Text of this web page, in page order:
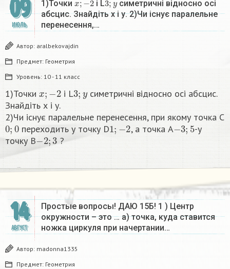
09
ИЮЛЬ
1)Точки i L
симетричні відносно осі
абсцис. Знайдіть х і у. 2)Чи існує паралельне
перенесення,…
Автор: aralbekovajdin
Предмет: Геометрия
Уровень: 10 - 11 класс
1)Точки i L3
симетричні відносно осі абсцис.
Знайдіть х і у.
2)Чи існує паралельне перенесення, при якому точка С
0;0переходить у точку D1;−2 , а точка А−3;5 -у
точку B−2;3 ?​
14
АВГУСТ
Простые вопросы! ДАЮ 15Б! 1 ) Центр
окружности – это … а) точка, куда ставится
ножка циркуля при начертании…
Автор: madonna1335
Предмет: Геометрия